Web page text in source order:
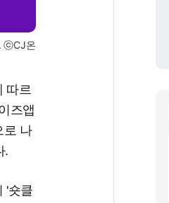
. ⓒCJ온
따르
즈앱
로 나
.
'숏클